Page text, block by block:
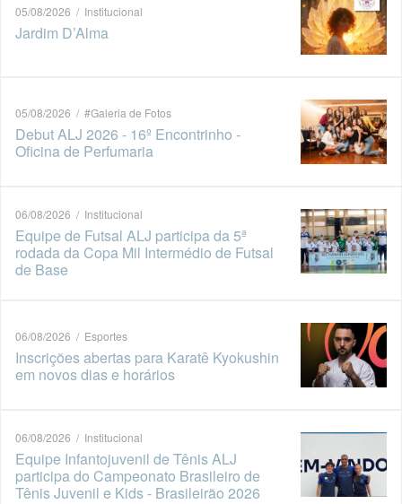
05/08/2026 / Institucional
Jardim D’Alma
05/08/2026 / #Galeria de Fotos
Debut ALJ 2026 - 16º Encontrinho -
Oficina de Perfumaria
06/08/2026 / Institucional
Equipe de Futsal ALJ participa da 5ª
rodada da Copa Mil Intermédio de Futsal
de Base
06/08/2026 / Esportes
Inscrições abertas para Karatê Kyokushin
em novos dias e horários
06/08/2026 / Institucional
Equipe Infantojuvenil de Tênis ALJ
participa do Campeonato Brasileiro de
Tênis Juvenil e Kids - Brasileirão 2026